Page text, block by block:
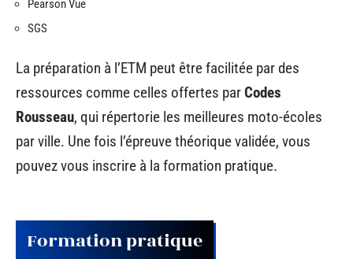
Pearson Vue
SGS
La préparation à l’ETM peut être facilitée par des
ressources comme celles offertes parCodes
Rousseau, qui répertorie les meilleures moto-écoles
par ville. Une fois l’épreuve théorique validée, vous
pouvez vous inscrire à la formation pratique.
Formation pratique